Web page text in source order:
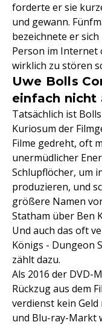
forderte er sie
und gewann.
bezeichnete er
Person im Internet
wirklich zu stören
Uwe Bolls
einfach nicht
Tatsächlich ist
Kuriosum der
Filme gedreht, oft
unermüdlicher
Schlupflöcher, um
produzieren, und
größere Namen
Statham über Ben
Und auch das oft
Königs - Dungeon
zählt dazu.
Als 2016 der DVD-
Rückzug aus dem
verdienst kein Geld
und Blu-ray-Markt